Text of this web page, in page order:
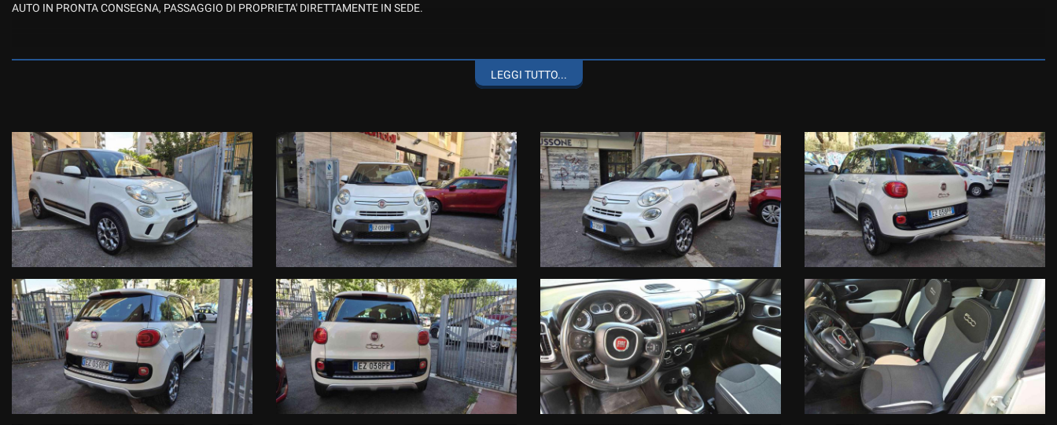
AUTO IN PRONTA CONSEGNA, PASSAGGIO DI PROPRIETA' DIRETTAMENTE IN SEDE.
-SUPERVALUTAZIONE DEL VOSTRO USATO, EXTRA VALUTAZIONE PER AUTO RECENTI E/O A BASSO CHILOMETRAGGIO
CI TROVIAMO IN ZONA CENTOCELLE/PRENESTINA, RAGGIUNGIBILI
-IN AUTO TRAMITE USCITA P. TOGLIATTI DELLA A24
-IN METRO FERMATA "GARDENIE" METRO C
-IN TRAM N.5 FERMATA "BRESADOLA"
ORARI DI APERTURA
Lun.-Ven. 9.30/13.00-15.30/19.30
Sabato 10.00/13.30
NOTA BENE : LA DOTAZIONE TECNICA E GLI ACCESSORI INDICATI NEL PRESENTE ANNUNCIO POTREBBERO NON COINCIDERE CON L'EFFETTIVO EQUIPAGGIAMENTO DEL VEICOLO A CAUSA DELLA NON
UNIFORMITA DEI DATI PUBBLICATI DAI DIVERSI PORTALI .
CI SCUSIAMO PER L'INCONVENIENTE E VI INVITIAMO A VERIFICARE LE CARATTERISTICHE DELLO SPECIFICO VEICOLO .
DECLINIAMO OGNI RESPONSABILITA PER EVENTUALI INCONGRUENZE , CHE NON RAPPRESENTANO IN ALCUN MODO UN IMPEGNO CONTRATTUALE
LEGGI TUTTO...